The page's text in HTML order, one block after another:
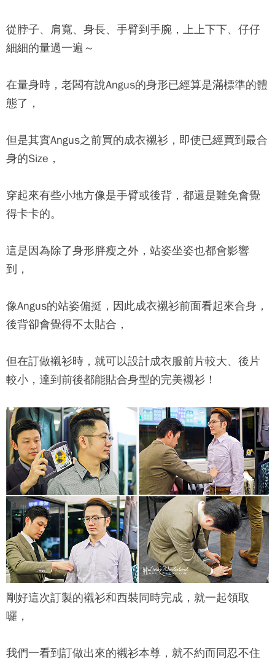
從脖子、肩寬、身長、手臂到手腕，上上下下、仔仔
細細的量過一遍～
在量身時，老闆有說Angus的身形已經算是滿標準的體
態了，
但是其實Angus之前買的成衣襯衫，即使已經買到最合
身的Size，
穿起來有些小地方像是手臂或後背，都還是難免會覺
得卡卡的。
這是因為除了身形胖瘦之外，站姿坐姿也都會影響
到，
像Angus的站姿偏挺，因此成衣襯衫前面看起來合身，
後背卻會覺得不太貼合，
但在訂做襯衫時，就可以設計成衣服前片較大、後片
較小，達到前後都能貼合身型的完美襯衫！
剛好這次訂製的襯衫和西裝同時完成，就一起領取
囉，
我們一看到訂做出來的襯衫本尊，就不約而同忍不住